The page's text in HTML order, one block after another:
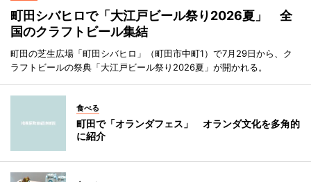
町田シバヒロで「大江戸ビール祭り2026夏」 全
国のクラフトビール集結
町田の芝生広場「町田シバヒロ」（町田市中町1）で7月29日から、ク
ラフトビールの祭典「大江戸ビール祭り2026夏」が開かれる。
食べる
町田で「オランダフェス」 オランダ文化を多角的
に紹介